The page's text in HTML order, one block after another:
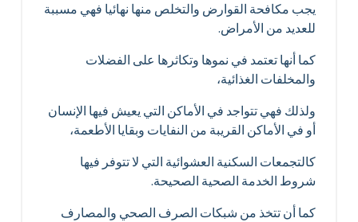
يجب مكافحة القوارض والتخلص منها نهائيا فهي مسببة
للعديد من الأمراض.
كما أنها تعتمد في نموها وتكاثرها على الفضلات
والمخلفات الغذائية،
ولذلك فهي تتواجد في الأماكن التي يعيش فيها الإنسان
أو في الأماكن القريبة من النفايات وبقايا الأطعمة،
كالتجمعات السكنية العشوائية التي لا تتوفر فيها
شروط الخدمة الصحية الصحيحة.
كما أن تتخذ من شبكات الصرف الصحي والمصارف